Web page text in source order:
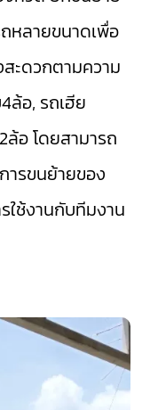
หลายขนาดเพื่อ
ะดวกตามความ
ล้อ, รถเฮีย
ล้อ โดยสามารถ
ารขนย้ายของ
ใช้งานกับทีมงาน